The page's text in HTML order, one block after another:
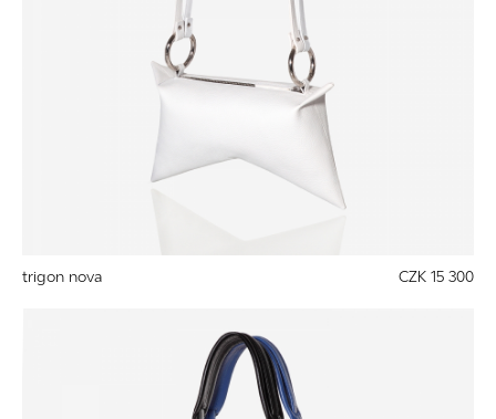
trigon nova CZK 15 300